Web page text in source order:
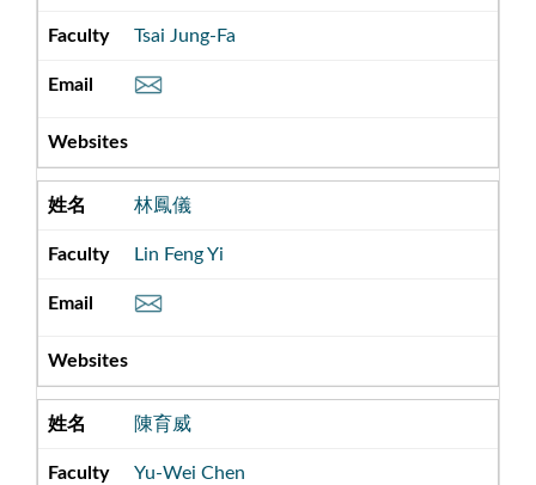
Tsai Jung-Fa
林鳳儀
Lin Feng Yi
陳育威
Yu-Wei Chen